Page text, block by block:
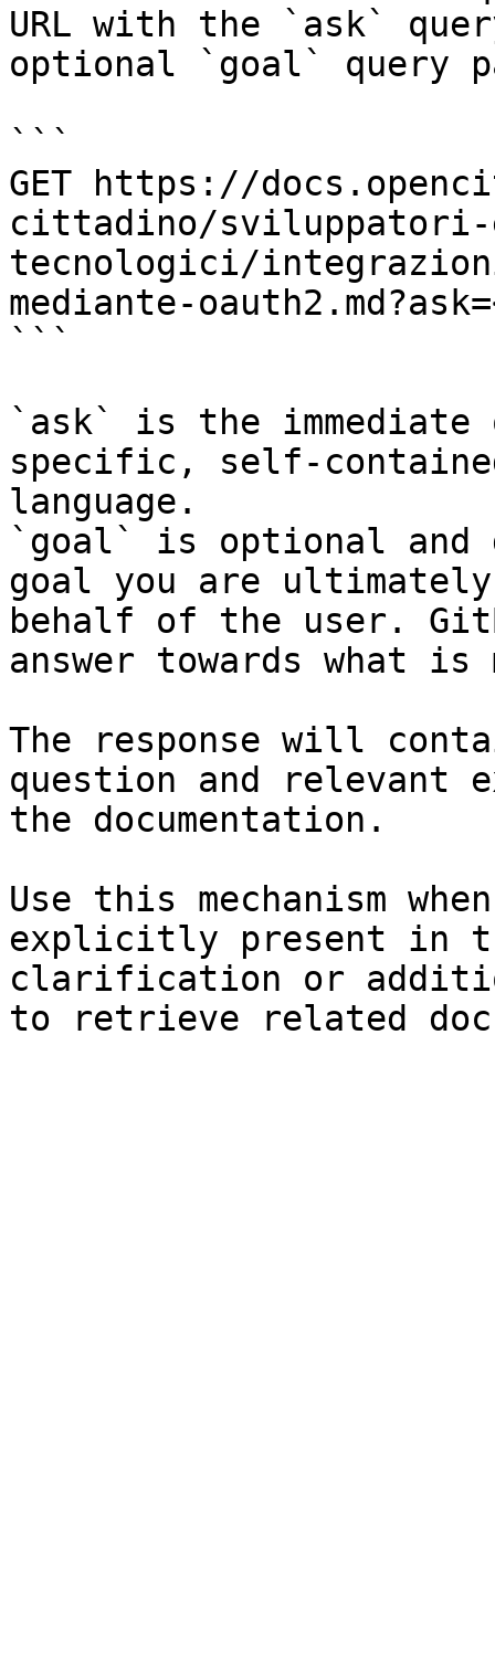
URL with the `ask`
optional `goal` query
```
GET https://
cittadino/sviluppatori-
tecnologici/
mediante-
```
`ask` is the
specific, self-
language.
`goal` is optional and
goal you are
behalf of the user.
answer towards what
The response will
question and relevant
the documentation.
Use this mechanism
explicitly present in
clarification or